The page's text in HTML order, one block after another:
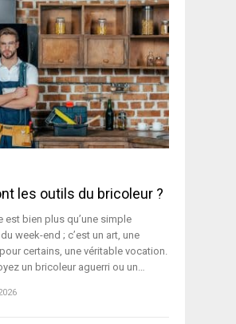
les outils du bricoleur ?
est bien plus qu’une simple
week-end ; c’est un art, une
certains, une véritable vocation.
un bricoleur aguerri ou un…